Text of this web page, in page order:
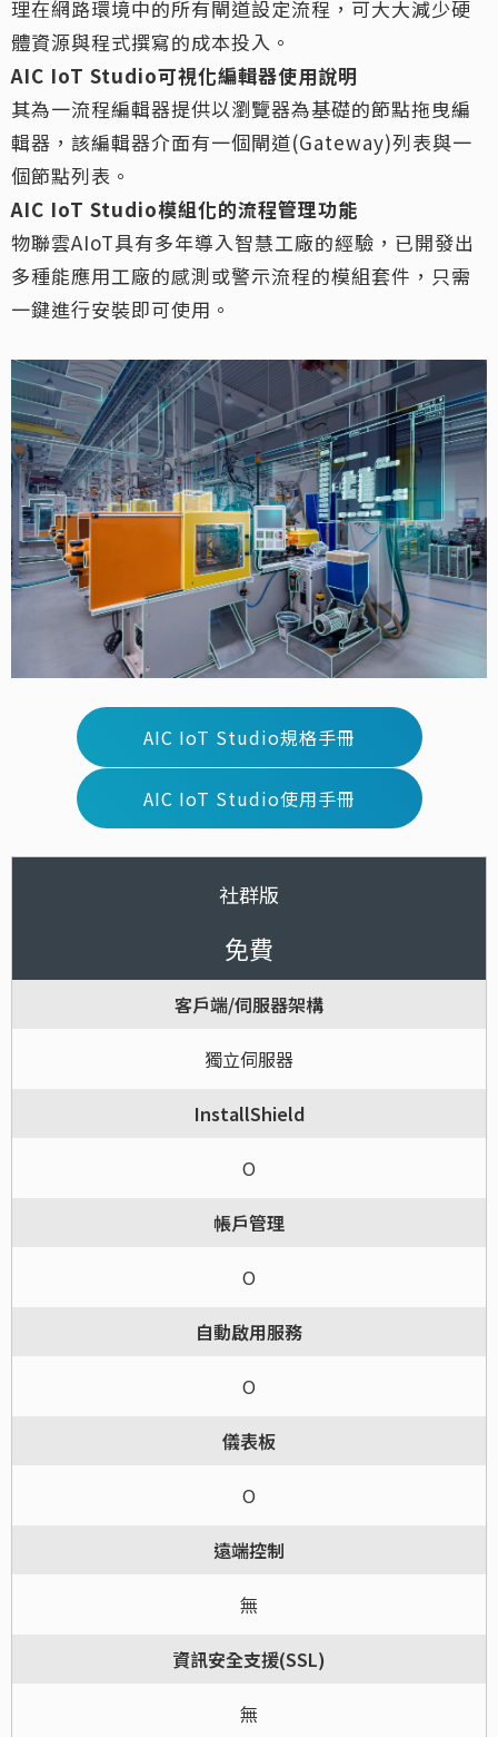
理在網路環境中的所有閘道設定流程，可大大減少硬
體資源與程式撰寫的成本投入。
AIC IoT Studio可視化編輯器使用說明
其為一流程編輯器提供以瀏覽器為基礎的節點拖曳編
輯器，該編輯器介面有一個閘道(Gateway)列表與一
個節點列表。
AIC IoT Studio模組化的流程管理功能
物聯雲AIoT具有多年導入智慧工廠的經驗，已開發出
多種能應用工廠的感測或警示流程的模組套件，只需
一鍵進行安裝即可使用。
AIC IoT Studio規格手冊
AIC IoT Studio使用手冊
社群版
免費
客戶端/伺服器架構
獨立伺服器
InstallShield
O
帳戶管理
O
自動啟用服務
O
儀表板
O
遠端控制
無
資訊安全支援(SSL)
無